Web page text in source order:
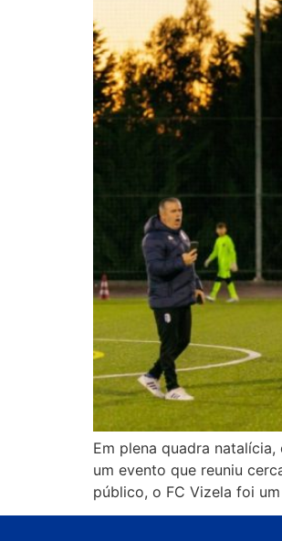
Em plena quadra
um evento que reuniu
público, o FC Vizela foi